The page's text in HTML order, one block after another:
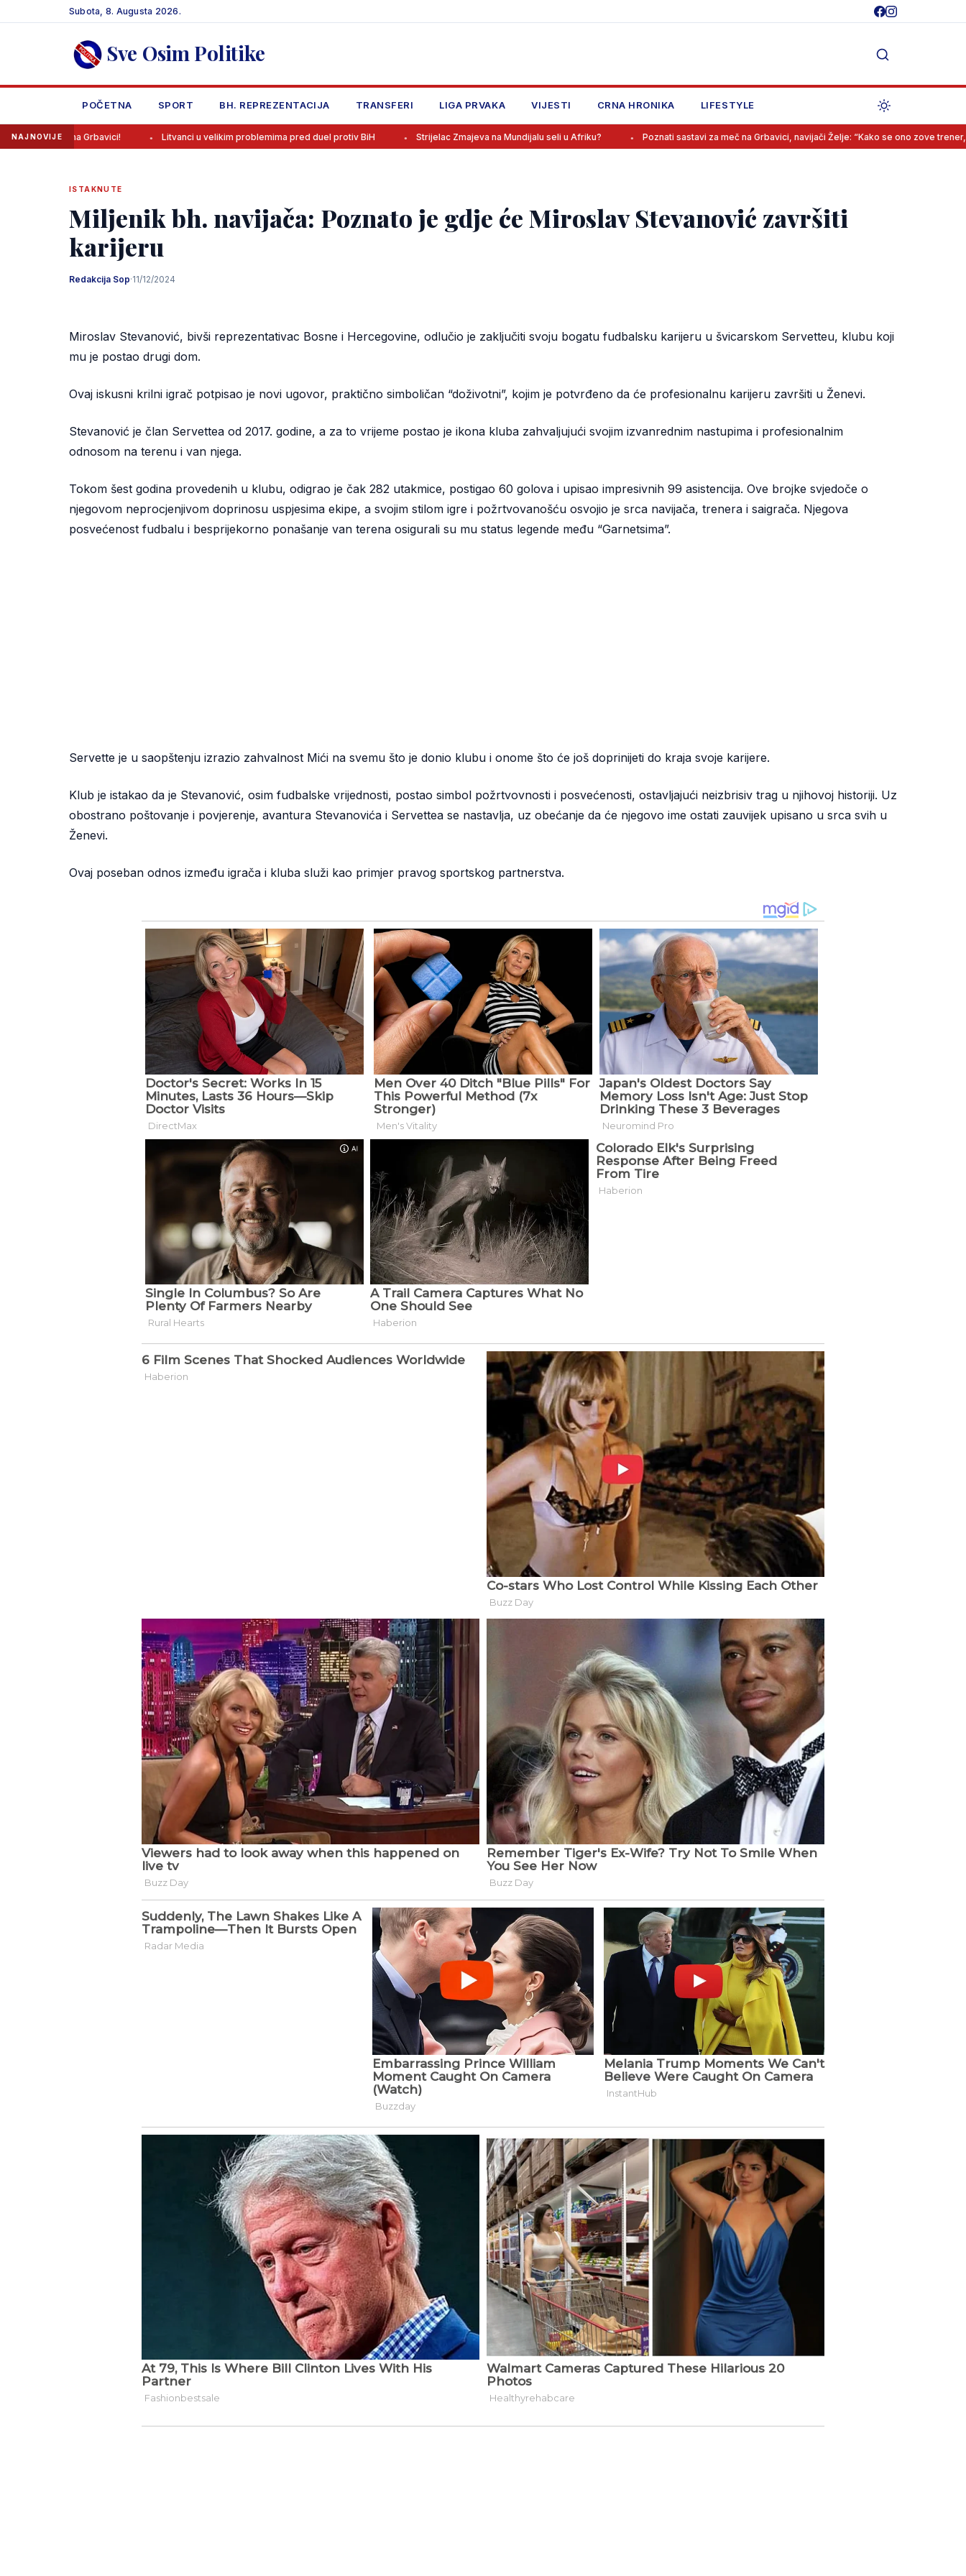
to
Subota, 8. Augusta 2026.
Sve Osim Politike
POČETNA SPORT BH. REPREZENTACIJA TRANSFERI LIGA PRVAKA VIJESTI CRNA HRONIKA LIFESTYLE
NAJNOVIJE
na Grbavici! Litvanci u velikim problemima pred duel protiv BiH Strijelac Zmajeva na Mundijalu seli u Afriku? Poznati sastavi za meč na Grbavici, navijači Želje: “Kako se ono zove trener, da krenemo
ISTAKNUTE
Miljenik bh. navijača: Poznato je gdje će Miroslav Stevanović završiti
karijeru
Redakcija Sop·11/12/2024
Miroslav Stevanović, bivši reprezentativac Bosne i Hercegovine, odlučio je zaključiti svoju bogatu fudbalsku karijeru u švicarskom Servetteu, klubu koji
mu je postao drugi dom.
Ovaj iskusni krilni igrač potpisao je novi ugovor, praktično simboličan “doživotni”, kojim je potvrđeno da će profesionalnu karijeru završiti u Ženevi.
Stevanović je član Servettea od 2017. godine, a za to vrijeme postao je ikona kluba zahvaljujući svojim izvanrednim nastupima i profesionalnim
odnosom na terenu i van njega.
Tokom šest godina provedenih u klubu, odigrao je čak 282 utakmice, postigao 60 golova i upisao impresivnih 99 asistencija. Ove brojke svjedoče o
njegovom neprocjenjivom doprinosu uspjesima ekipe, a svojim stilom igre i požrtvovanošću osvojio je srca navijača, trenera i saigrača. Njegova
posvećenost fudbalu i besprijekorno ponašanje van terena osigurali su mu status legende među “Garnetsima”.
Servette je u saopštenju izrazio zahvalnost Mići na svemu što je donio klubu i onome što će još doprinijeti do kraja svoje karijere.
Klub je istakao da je Stevanović, osim fudbalske vrijednosti, postao simbol požrtvovnosti i posvećenosti, ostavljajući neizbrisiv trag u njihovoj historiji. Uz
obostrano poštovanje i povjerenje, avantura Stevanovića i Servettea se nastavlja, uz obećanje da će njegovo ime ostati zauvijek upisano u srca svih u
Ženevi.
Ovaj poseban odnos između igrača i kluba služi kao primjer pravog sportskog partnerstva.